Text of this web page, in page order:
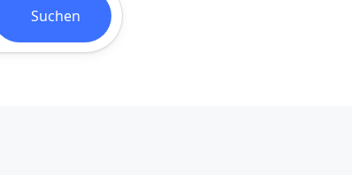
Suchen